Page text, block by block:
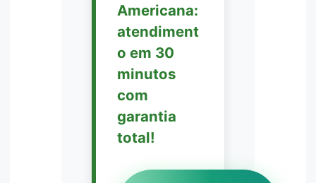
Americana:
atendiment
o em 30
minutos
com
garantia
total!